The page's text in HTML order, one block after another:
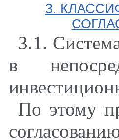
3.
3.1.
в
По этому